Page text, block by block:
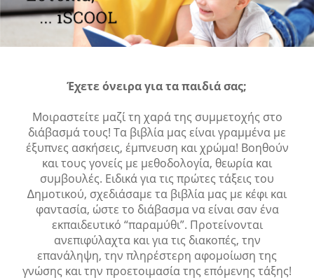
Έχετε όνειρα για τα παιδιά σας;
Μοιραστείτε μαζί τη χαρά της συμμετοχής στο
διάβασμά τους! Τα βιβλία μας είναι γραμμένα με
έξυπνες ασκήσεις, έμπνευση και χρώμα! Βοηθούν
και τους γονείς με μεθοδολογία, θεωρία και
συμβουλές. Ειδικά για τις πρώτες τάξεις του
∆ημοτικού, σχεδιάσαμε τα βιβλία μας με κέφι και
φαντασία, ώστε το διάβασμα να είναι σαν ένα
εκπαιδευτικό “παραμύθι”. Προτείνονται
ανεπιφύλαχτα και για τις διακοπές, την
επανάληψη, την πληρέστερη αφομοίωση της
γνώσης και την προετοιμασία της επόμενης τάξης!